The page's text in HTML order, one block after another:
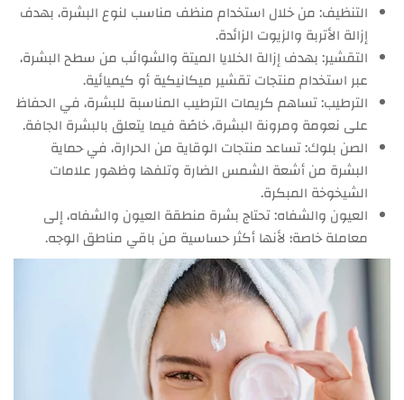
التنظيف: من خلال استخدام منظف مناسب لنوع البشرة، بهدف
إزالة الأتربة والزيوت الزائدة.
التقشير: بهدف إزالة الخلايا الميتة والشوائب من سطح البشرة،
عبر استخدام منتجات تقشير ميكانيكية أو كيميائية.
الترطيب: تساهم كريمات الترطيب المناسبة للبشرة، في الحفاظ
على نعومة ومرونة البشرة، خاصًة فيما يتعلق بالبشرة الجافة.
الصن بلوك: تساعد منتجات الوقاية من الحرارة، في حماية
البشرة من أشعة الشمس الضارة وتلفها وظهور علامات
الشيخوخة المبكرة.
العيون والشفاه: تحتاج بشرة منطقة العيون والشفاه، إلى
معاملة خاصة؛ لأنها أكثر حساسية من باقي مناطق الوجه.